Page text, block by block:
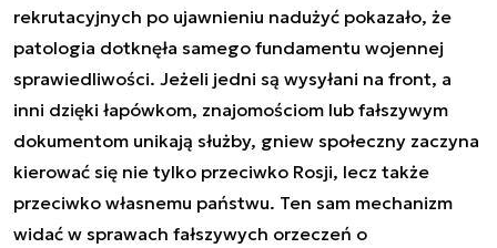
rekrutacyjnych po ujawnieniu nadużyć pokazało, że
patologia dotknęła samego fundamentu wojennej
sprawiedliwości. Jeżeli jedni są wysyłani na front, a
inni dzięki łapówkom, znajomościom lub fałszywym
dokumentom unikają służby, gniew społeczny zaczyna
kierować się nie tylko przeciwko Rosji, lecz także
przeciwko własnemu państwu. Ten sam mechanizm
widać w sprawach fałszywych orzeczeń o